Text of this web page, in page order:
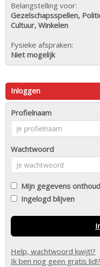
Belangstelling voor:
Gezelschapsspellen,
Cultuur, Winkelen
Fysieke afspraken:
Niet mogelijk
Inloggen
Profielnaam
Wachtwoord
Mijn gegevens
Ingelogd blijven
Help, wachtwoord kwijt!?
Ik ben nog geen gratis lid!?